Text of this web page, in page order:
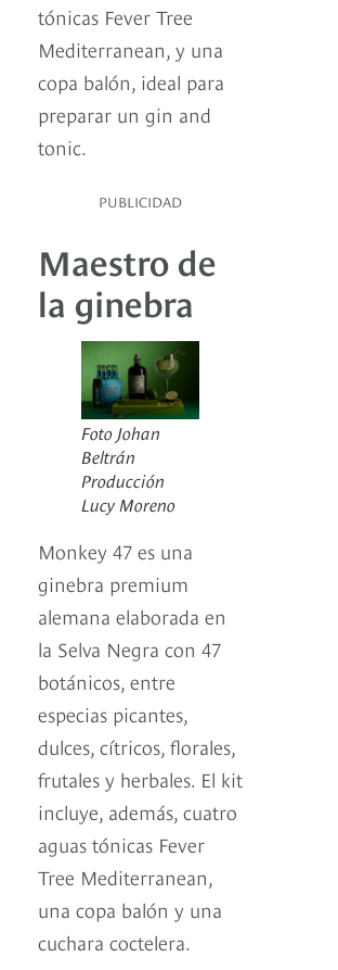
tónicas Fever Tree
Mediterranean, y una
copa balón, ideal para
preparar un gin and
tonic.
PUBLICIDAD
Maestro de
la ginebra
Foto Johan
Beltrán
Producción
Lucy Moreno
Monkey 47 es una
ginebra premium
alemana elaborada en
la Selva Negra con 47
botánicos, entre
especias picantes,
dulces, cítricos, florales,
frutales y herbales. El kit
incluye, además, cuatro
aguas tónicas Fever
Tree Mediterranean,
una copa balón y una
cuchara coctelera.